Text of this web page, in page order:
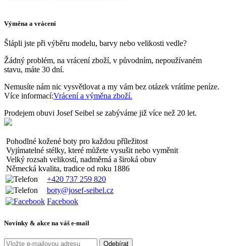
Výměna a vrácení
Šlápli jste při výběru modelu, barvy nebo velikosti vedle?
Žádný problém, na vrácení zboží, v původním, nepoužívaném
stavu, máte 30 dní.
Nemusíte nám nic vysvětlovat a my vám bez otázek vrátíme peníze.
Více informací:Vrácení a výměna zboží.
Prodejem obuvi Josef Seibel se zabýváme již více než 20 let.
Pohodlné kožené boty pro každou příležitost
Vyjímatelné stélky, které můžete vysušit nebo vyměnit
Velký rozsah velikostí, nadměrná a široká obuv
Německá kvalita, tradice od roku 1886
+420 737 259 820
boty@josef-seibel.cz
Facebook
Novinky & akce na váš e-mail